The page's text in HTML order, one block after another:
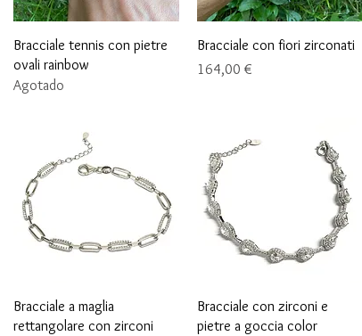
Vista rápida
Bracciale tennis con pietre
ovali rainbow
Agotado
Vista rápida
Bracciale con fiori zirconati
Precio
164,00 €
Vista rápida
Bracciale a maglia
rettangolare con zirconi
Vista rápida
Bracciale con zirconi e
pietre a goccia color